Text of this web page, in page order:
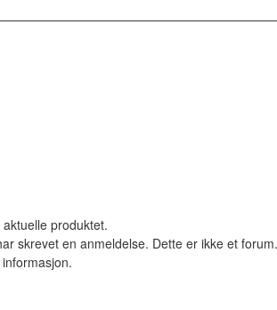
produktet.
skrevet en anmeldelse. Dette er ikke et forum.